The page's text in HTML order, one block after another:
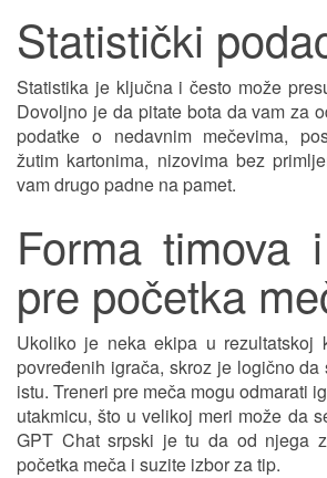
Statistički
Statistika je ključna i često može
Dovoljno je da pitate bota da vam za
podatke o nedavnim mečevima,
žutim kartonima, nizovima bez
vam drugo padne na pamet.
Forma timova
pre početka
Ukoliko je neka ekipa u rezultatskoj
povređenih igrača, skroz je logično
istu. Treneri pre meča mogu odmarati
utakmicu, što u velikoj meri može da
GPT Chat srpski je tu da od njega
početka meča i suzite izbor za tip.